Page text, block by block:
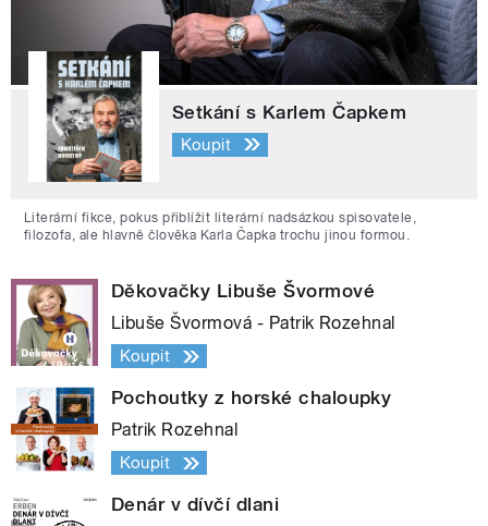
Setkání s Karlem Čapkem
Koupit
Literární fikce, pokus přiblížit literární nadsázkou spisovatele,
filozofa, ale hlavně člověka Karla Čapka trochu jinou formou.
Děkovačky Libuše Švormové
Libuše Švormová - Patrik Rozehnal
Koupit
Pochoutky z horské chaloupky
Patrik Rozehnal
Koupit
Denár v dívčí dlani